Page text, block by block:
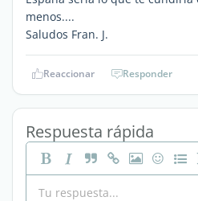
menos....
Saludos Fran. J.
Reaccionar Responder
Respuesta rápida